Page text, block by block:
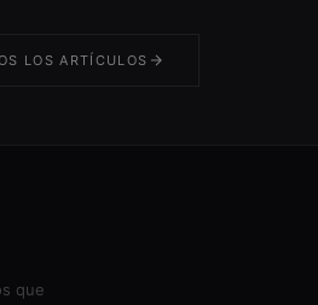
LOS ARTÍCULOS
que